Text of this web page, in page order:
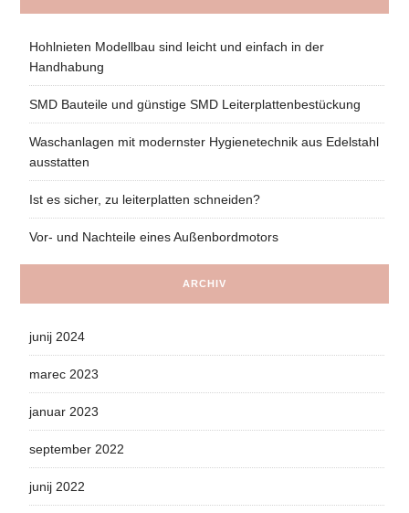
Hohlnieten Modellbau sind leicht und einfach in der
Handhabung
SMD Bauteile und günstige SMD Leiterplattenbestückung
Waschanlagen mit modernster Hygienetechnik aus Edelstahl
ausstatten
Ist es sicher, zu leiterplatten schneiden?
Vor- und Nachteile eines Außenbordmotors
ARCHIV
junij 2024
marec 2023
januar 2023
september 2022
junij 2022